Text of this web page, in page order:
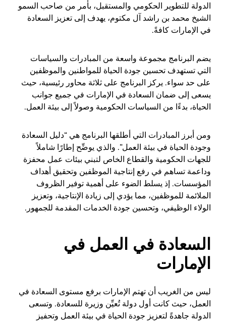
الدولة للتطوير الحكومي والمستقبل، بأمر من صاحب السمو
الشيخ محمد بن راشد آل مكتوم، يهدف إلى تعزيز السعادة
في الإمارات كافةً.
يضم البرنامج مجموعة واسعة من المبادرات والسياسات
التي تستهدف تحسين جودة الحياة للمواطنين والموظفين
على حد سواء. يركز البرنامج على ثلاثة محاور رئيسية، حيث
يسعى إلى ضمان السعادة في الإمارات في جميع جوانب
الحياة، بدءًا من السياسات الحكومية وصولاً إلى بيئة العمل.
ومن أبرز المبادرات التي أطلقها البرنامج هي “دليل السعادة
وجودة الحياة في بيئة العمل”. والذي يوضِّح إطارًا شاملاً
للجهات الحكومية والقطاع الخاص لتبني بيئات عمل محفزة
وداعمة تساهم في رفع إنتاجية الموظفين وتحقيق أهداف
المؤسسات. إذ يسلط الضوء على أهمية توفير الظروف
الملائمة للموظفين، مما يؤدي إلى زيادة الإنتاجية، وتعزيز
الولاء الوظيفي، وتحسين جودة الخدمات المقدمة للجمهور.
السعادة في العمل في
الإمارات
ليس من الغريب أن تهتم الإمارات برفع مستوى السعادة في
العمل، حيث كانت أول دولة تُعيِّن وزيرة للسعادة. وتسعى
الدولة جاهدةً لتعزيز جودة الحياة في بيئة العمل وتحفيز